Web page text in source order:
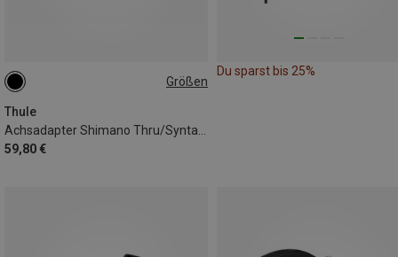
Größen
Thule
59,80 €
Du sparst bis 25%